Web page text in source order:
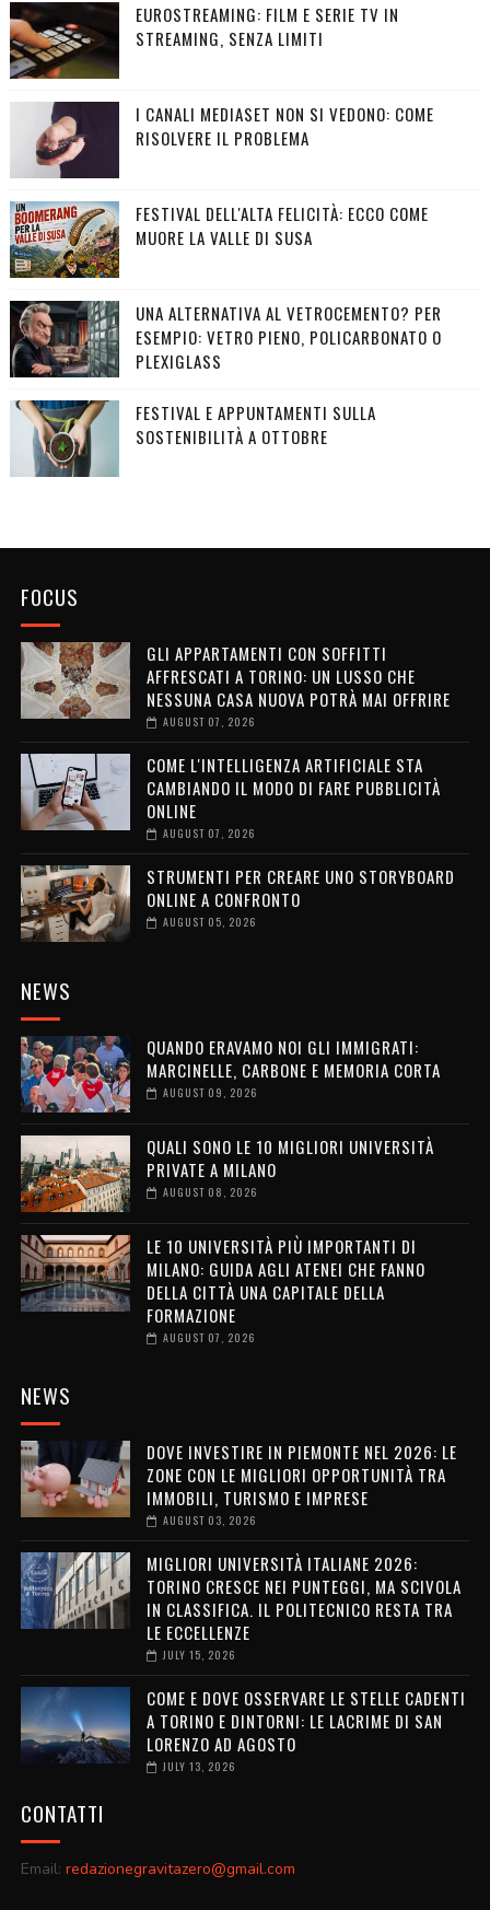
EUROSTREAMING: FILM E SERIE TV IN
STREAMING, SENZA LIMITI
I CANALI MEDIASET NON SI VEDONO: COME
RISOLVERE IL PROBLEMA
FESTIVAL DELL'ALTA FELICITÀ: ECCO COME
MUORE LA VALLE DI SUSA
UNA ALTERNATIVA AL VETROCEMENTO? PER
ESEMPIO: VETRO PIENO, POLICARBONATO O
PLEXIGLASS
FESTIVAL E APPUNTAMENTI SULLA
SOSTENIBILITÀ A OTTOBRE
FOCUS
GLI APPARTAMENTI CON SOFFITTI
AFFRESCATI A TORINO: UN LUSSO CHE
NESSUNA CASA NUOVA POTRÀ MAI OFFRIRE
AUGUST 07, 2026
COME L'INTELLIGENZA ARTIFICIALE STA
CAMBIANDO IL MODO DI FARE PUBBLICITÀ
ONLINE
AUGUST 07, 2026
STRUMENTI PER CREARE UNO STORYBOARD
ONLINE A CONFRONTO
AUGUST 05, 2026
NEWS
QUANDO ERAVAMO NOI GLI IMMIGRATI:
MARCINELLE, CARBONE E MEMORIA CORTA
AUGUST 09, 2026
QUALI SONO LE 10 MIGLIORI UNIVERSITÀ
PRIVATE A MILANO
AUGUST 08, 2026
LE 10 UNIVERSITÀ PIÙ IMPORTANTI DI
MILANO: GUIDA AGLI ATENEI CHE FANNO
DELLA CITTÀ UNA CAPITALE DELLA
FORMAZIONE
AUGUST 07, 2026
NEWS
DOVE INVESTIRE IN PIEMONTE NEL 2026: LE
ZONE CON LE MIGLIORI OPPORTUNITÀ TRA
IMMOBILI, TURISMO E IMPRESE
AUGUST 03, 2026
MIGLIORI UNIVERSITÀ ITALIANE 2026:
TORINO CRESCE NEI PUNTEGGI, MA SCIVOLA
IN CLASSIFICA. IL POLITECNICO RESTA TRA
LE ECCELLENZE
JULY 15, 2026
COME E DOVE OSSERVARE LE STELLE CADENTI
A TORINO E DINTORNI: LE LACRIME DI SAN
LORENZO AD AGOSTO
JULY 13, 2026
CONTATTI
Email: redazionegravitazero@gmail.com